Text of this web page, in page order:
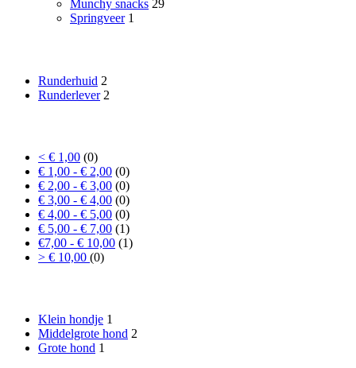
Munchy snacks 29
Springveer 1
Runderhuid 2
Runderlever 2
< € 1,00 (0)
€ 1,00 - € 2,00 (0)
€ 2,00 - € 3,00 (0)
€ 3,00 - € 4,00 (0)
€ 4,00 - € 5,00 (0)
€ 5,00 - € 7,00 (1)
€7,00 - € 10,00 (1)
> € 10,00 (0)
Klein hondje 1
Middelgrote hond 2
Grote hond 1